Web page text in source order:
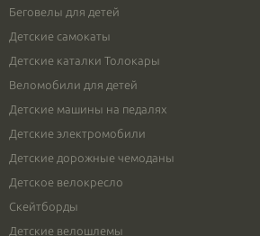
Беговелы для детей
Детские самокаты
Детские каталки Толокары
Веломобили для детей
Детские машины на педалях
Детские электромобили
Детские дорожные чемоданы
Детское велокресло
Скейтборды
Детские велошлемы